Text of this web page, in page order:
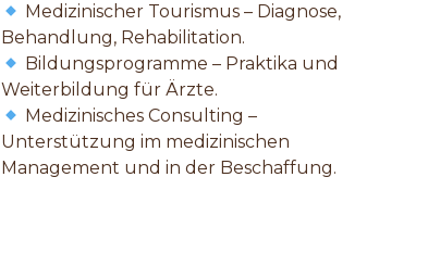
Medizinischer Tourismus – Diagnose,
Behandlung, Rehabilitation.
Bildungsprogramme – Praktika und
Weiterbildung für Ärzte.
Medizinisches Consulting –
Unterstützung im medizinischen
Management und in der Beschaffung.